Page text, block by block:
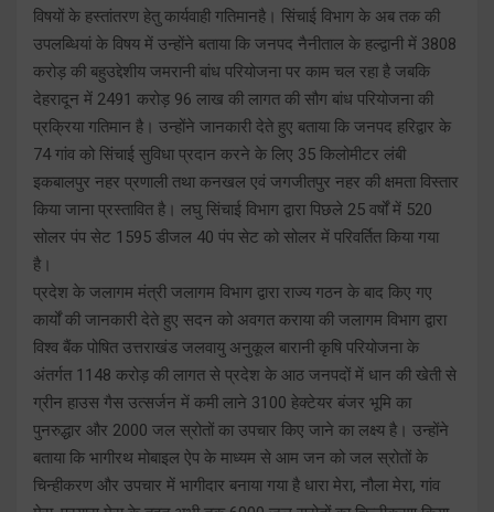
विषयों के हस्तांतरण हेतु कार्यवाही गतिमानहै। सिंचाई विभाग के अब तक की
उपलब्धियां के विषय में उन्होंने बताया कि जनपद नैनीताल के हल्द्वानी में 3808
करोड़ की बहुउद्देशीय जमरानी बांध परियोजना पर काम चल रहा है जबकि
देहरादून में 2491 करोड़ 96 लाख की लागत की सौग बांध परियोजना की
प्रक्रिया गतिमान है। उन्होंने जानकारी देते हुए बताया कि जनपद हरिद्वार के
74 गांव को सिंचाई सुविधा प्रदान करने के लिए 35 किलोमीटर लंबी
इकबालपुर नहर प्रणाली तथा कनखल एवं जगजीतपुर नहर की क्षमता विस्तार
किया जाना प्रस्तावित है। लघु सिंचाई विभाग द्वारा पिछले 25 वर्षों में 520
सोलर पंप सेट 1595 डीजल 40 पंप सेट को सोलर में परिवर्तित किया गया
है।
प्रदेश के जलागम मंत्री जलागम विभाग द्वारा राज्य गठन के बाद किए गए
कार्यों की जानकारी देते हुए सदन को अवगत कराया की जलागम विभाग द्वारा
विश्व बैंक पोषित उत्तराखंड जलवायु अनुकूल बारानी कृषि परियोजना के
अंतर्गत 1148 करोड़ की लागत से प्रदेश के आठ जनपदों में धान की खेती से
ग्रीन हाउस गैस उत्सर्जन में कमी लाने 3100 हेक्टेयर बंजर भूमि का
पुनरुद्धार और 2000 जल स्रोतों का उपचार किए जाने का लक्ष्य है। उन्होंने
बताया कि भागीरथ मोबाइल ऐप के माध्यम से आम जन को जल स्रोतों के
चिन्हीकरण और उपचार में भागीदार बनाया गया है धारा मेरा, नौला मेरा, गांव